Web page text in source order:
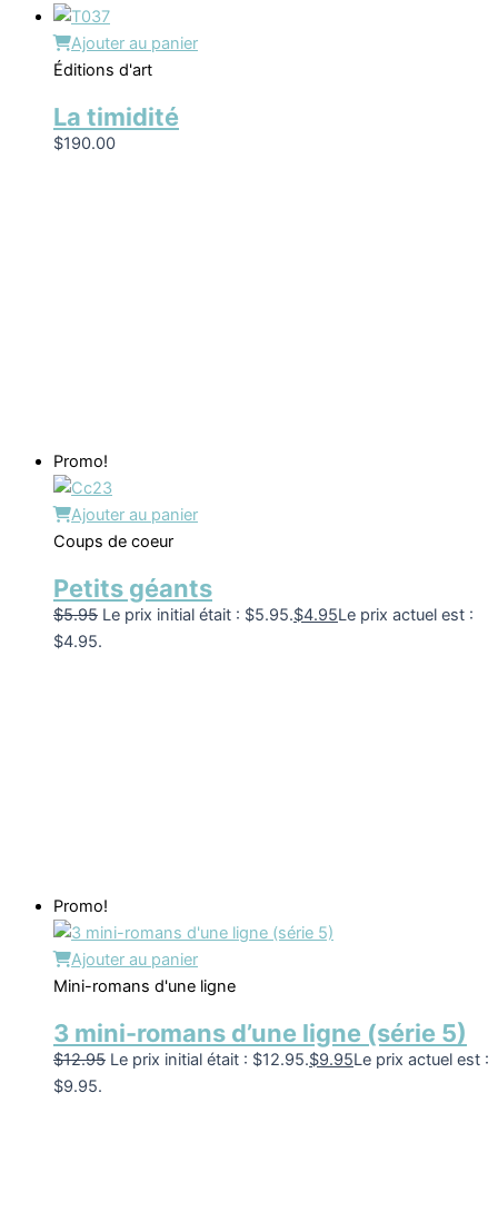
Ajouter au panier
Éditions d'art
La timidité
$190.00
Promo!
Ajouter au panier
Coups de coeur
Petits géants
$5.95 Le prix initial était : $5.95.$4.95Le prix actuel est :
$4.95.
Promo!
Ajouter au panier
Mini-romans d'une ligne
3 mini-romans d’une ligne (série 5)
$12.95 Le prix initial était : $12.95.$9.95Le prix actuel est :
$9.95.